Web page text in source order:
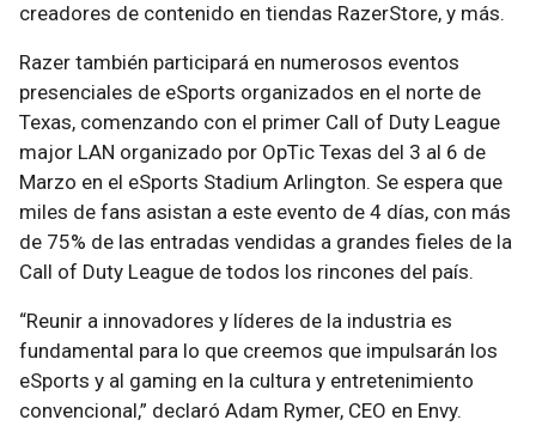
creadores de contenido en tiendas RazerStore, y más.
Razer también participará en numerosos eventos
presenciales de eSports organizados en el norte de
Texas, comenzando con el primer Call of Duty League
major LAN organizado por OpTic Texas del 3 al 6 de
Marzo en el eSports Stadium Arlington. Se espera que
miles de fans asistan a este evento de 4 días, con más
de 75% de las entradas vendidas a grandes fieles de la
Call of Duty League de todos los rincones del país.
“Reunir a innovadores y líderes de la industria es
fundamental para lo que creemos que impulsarán los
eSports y al gaming en la cultura y entretenimiento
convencional,” declaró Adam Rymer, CEO en Envy.